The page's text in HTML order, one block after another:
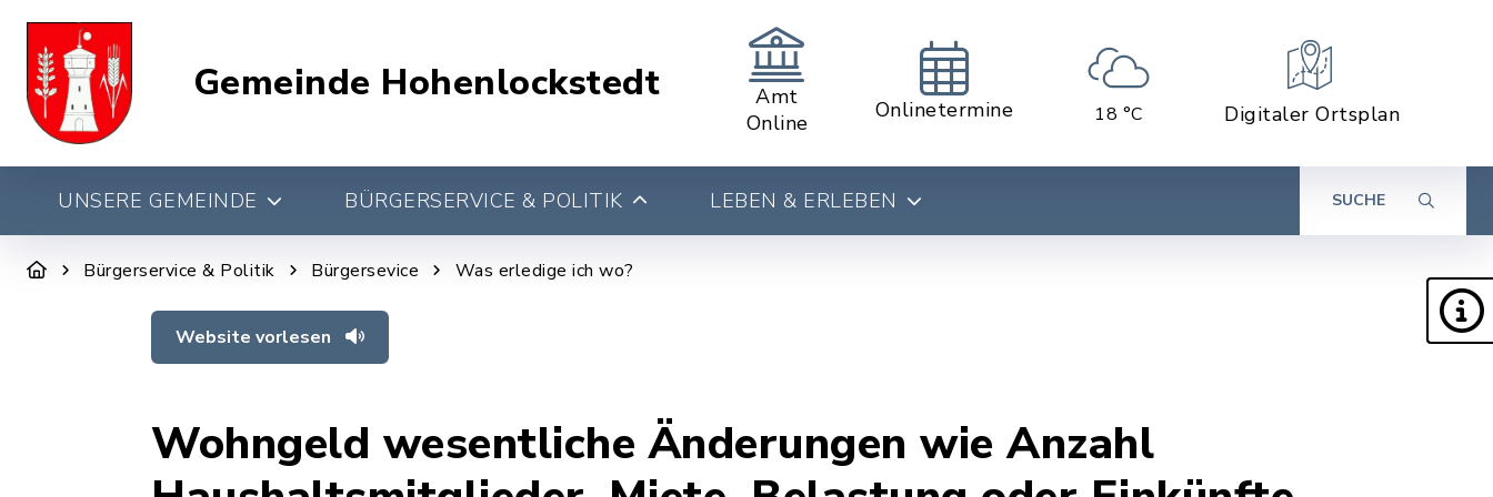
Gemeinde Hohenlockstedt
Amt
Online
Onlinetermine 18 °C Digitaler Ortsplan
UNSERE GEMEINDE BÜRGERSERVICE & POLITIK LEBEN & ERLEBEN SUCHE
Bürgerservice & Politik Bürgersevice Was erledige ich wo?
Website vorlesen
Wohngeld wesentliche Änderungen wie Anzahl